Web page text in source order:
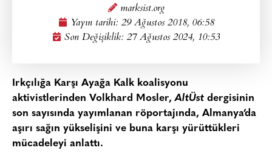
marksist.org
Yayın tarihi: 29 Ağustos 2018, 06:58
Son Değişiklik: 27 Ağustos 2024, 10:53
Irkçılığa Karşı Ayağa Kalk koalisyonu
aktivistlerinden Volkhard Mosler,AltÜst dergisinin
son sayısında yayımlanan röportajında, Almanya’da
aşırı sağın yükselişini ve buna karşı yürüttükleri
mücadeleyi anlattı.